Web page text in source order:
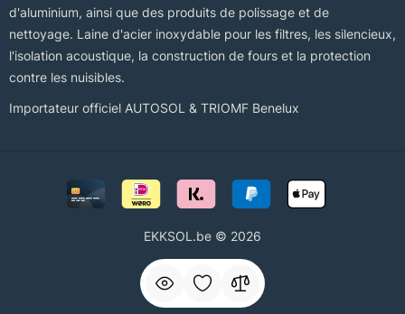
d'aluminium, ainsi que des produits de polissage et de
nettoyage. Laine d'acier inoxydable pour les filtres, les silencieux,
l'isolation acoustique, la construction de fours et la protection
contre les nuisibles.
Importateur officiel AUTOSOL & TRIOMF Benelux
EKKSOL.be © 2026